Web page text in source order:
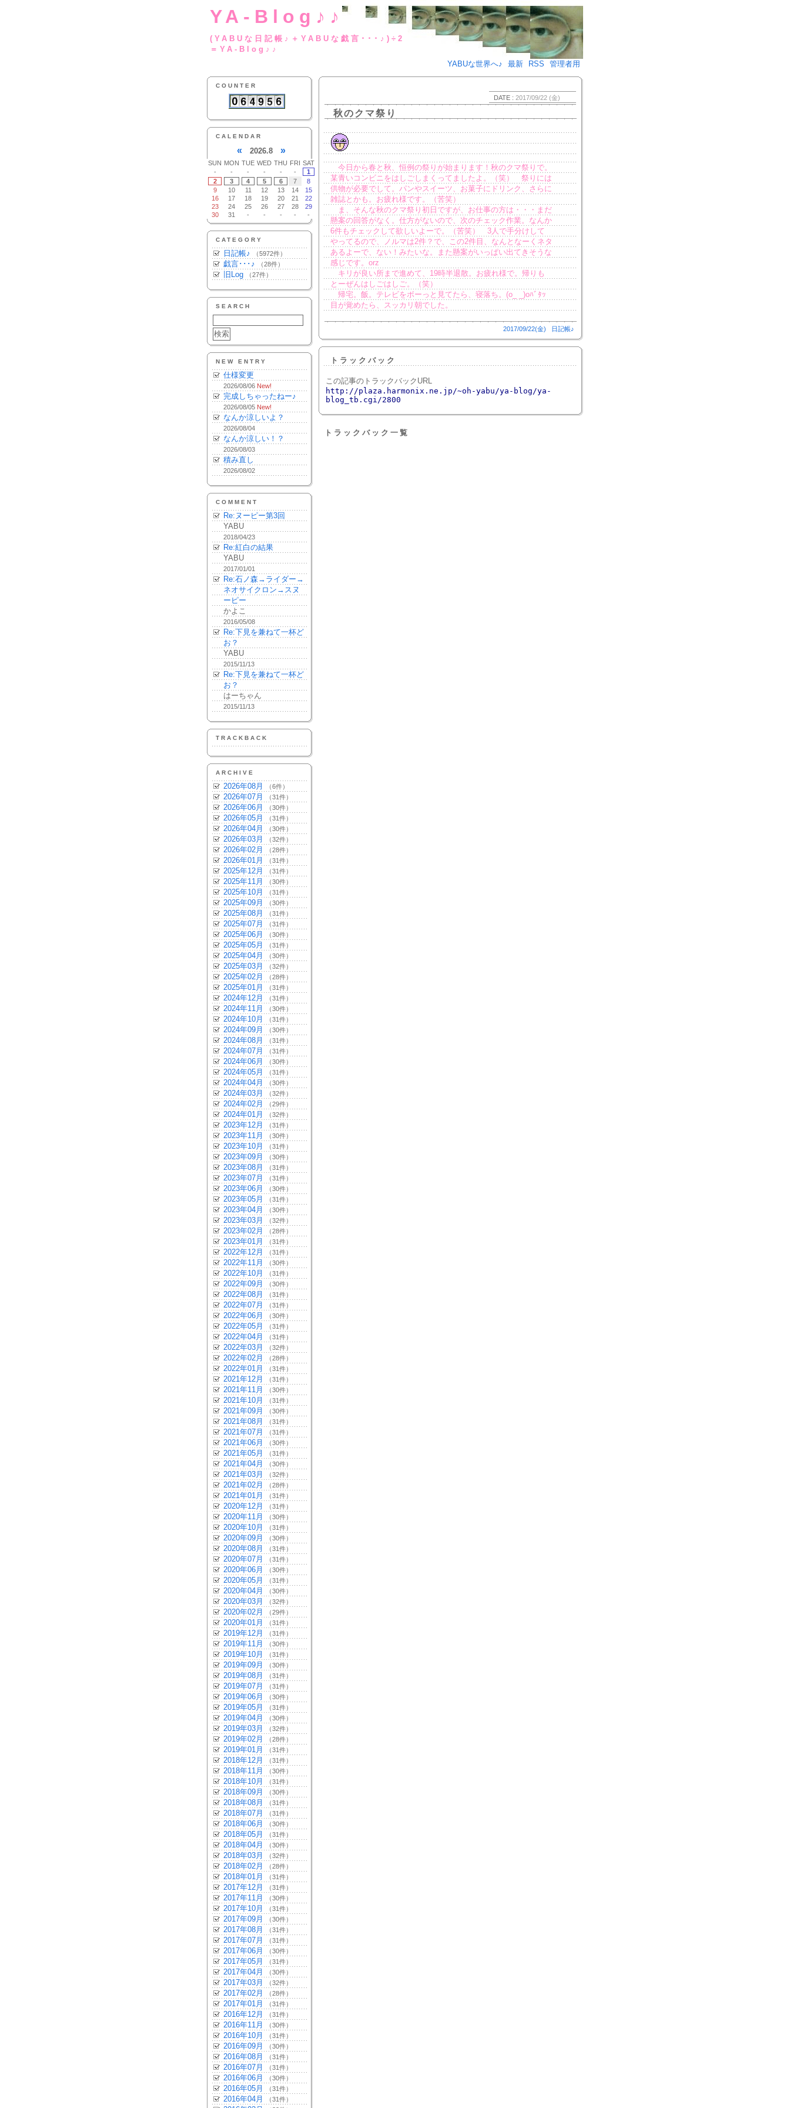
YA-Blog♪♪
(YABUな日記帳♪＋YABUな戯言･･･♪)÷2
＝YA-Blog♪♪
YABUな世界へ♪
最新 RSS 管理者用
COUNTER
CALENDAR
« 2026.8 »
SUN MON TUE WED THU FRI SAT
-
- - - - -
1
2
3 4 5 6 7
8
9
10 11 12 13 14
15
16
17 18 19 20 21
22
23
24 25 26 27 28
29
30
31 - - - - -
CATEGORY
日記帳♪ （5972件）
戯言･･･♪ （28件）
旧Log （27件）
SEARCH
NEW ENTRY
仕様変更
2026/08/06 New!
完成しちゃったねー♪
2026/08/05 New!
なんか涼しいよ？
2026/08/04
なんか涼しい！？
2026/08/03
積み直し
2026/08/02
COMMENT
Re:ヌーピー第3回
YABU
2018/04/23
Re:紅白の結果
YABU
2017/01/01
Re:石ノ森→ライダー→
ネオサイクロン→スヌ
ーピー
かよこ
2016/05/08
Re:下見を兼ねて一杯ど
お？
YABU
2015/11/13
Re:下見を兼ねて一杯ど
お？
はーちゃん
2015/11/13
TRACKBACK
ARCHIVE
2026年08月 （6件）
2026年07月 （31件）
2026年06月 （30件）
2026年05月 （31件）
2026年04月 （30件）
2026年03月 （32件）
2026年02月 （28件）
2026年01月 （31件）
2025年12月 （31件）
2025年11月 （30件）
2025年10月 （31件）
2025年09月 （30件）
2025年08月 （31件）
2025年07月 （31件）
2025年06月 （30件）
2025年05月 （31件）
2025年04月 （30件）
2025年03月 （32件）
2025年02月 （28件）
2025年01月 （31件）
2024年12月 （31件）
2024年11月 （30件）
2024年10月 （31件）
2024年09月 （30件）
2024年08月 （31件）
2024年07月 （31件）
2024年06月 （30件）
2024年05月 （31件）
2024年04月 （30件）
2024年03月 （32件）
2024年02月 （29件）
2024年01月 （32件）
2023年12月 （31件）
2023年11月 （30件）
2023年10月 （31件）
2023年09月 （30件）
2023年08月 （31件）
2023年07月 （31件）
2023年06月 （30件）
2023年05月 （31件）
2023年04月 （30件）
2023年03月 （32件）
2023年02月 （28件）
2023年01月 （31件）
2022年12月 （31件）
2022年11月 （30件）
2022年10月 （31件）
2022年09月 （30件）
2022年08月 （31件）
2022年07月 （31件）
2022年06月 （30件）
2022年05月 （31件）
2022年04月 （31件）
2022年03月 （32件）
2022年02月 （28件）
2022年01月 （31件）
2021年12月 （31件）
2021年11月 （30件）
2021年10月 （31件）
2021年09月 （30件）
2021年08月 （31件）
2021年07月 （31件）
2021年06月 （30件）
2021年05月 （31件）
2021年04月 （30件）
2021年03月 （32件）
2021年02月 （28件）
2021年01月 （31件）
2020年12月 （31件）
2020年11月 （30件）
2020年10月 （31件）
2020年09月 （30件）
2020年08月 （31件）
2020年07月 （31件）
2020年06月 （30件）
2020年05月 （31件）
2020年04月 （30件）
2020年03月 （32件）
2020年02月 （29件）
2020年01月 （31件）
2019年12月 （31件）
2019年11月 （30件）
2019年10月 （31件）
2019年09月 （30件）
2019年08月 （31件）
2019年07月 （31件）
2019年06月 （30件）
2019年05月 （31件）
2019年04月 （30件）
2019年03月 （32件）
2019年02月 （28件）
2019年01月 （31件）
2018年12月 （31件）
2018年11月 （30件）
2018年10月 （31件）
2018年09月 （30件）
2018年08月 （31件）
2018年07月 （31件）
2018年06月 （30件）
2018年05月 （31件）
2018年04月 （30件）
2018年03月 （32件）
2018年02月 （28件）
2018年01月 （31件）
2017年12月 （31件）
2017年11月 （30件）
2017年10月 （31件）
2017年09月 （30件）
2017年08月 （31件）
2017年07月 （31件）
2017年06月 （30件）
2017年05月 （31件）
2017年04月 （30件）
2017年03月 （32件）
2017年02月 （28件）
2017年01月 （31件）
2016年12月 （31件）
2016年11月 （30件）
2016年10月 （31件）
2016年09月 （30件）
2016年08月 （31件）
2016年07月 （31件）
2016年06月 （30件）
2016年05月 （31件）
2016年04月 （31件）
DATE : 2017/09/22 (金)
秋のクマ祭り
今日から春と秋、恒例の祭りが始まります！秋のクマ祭りで。
某青いコンビニをはしごしまくってましたよ。（笑） 祭りには
供物が必要でして。パンやスイーツ、お菓子にドリンク、さらに
雑誌とかも。お疲れ様です。（苦笑）
ま、そんな秋のクマ祭り初日ですが、お仕事の方は・・・まだ
懸案の回答がなく。仕方がないので、次のチェック作業。なんか
6件もチェックして欲しいよーで。（苦笑） 3人で手分けして
やってるので、ノルマは2件？で、この2件目、なんとなーくネタ
あるよーで、ない！みたいな。また懸案がいっぱい出てきそうな
感じです。orz
キリが良い所まで進めて、19時半退散。お疲れ様で。帰りも
とーぜんはしごはしご。（笑）
帰宅。飯。テレビをボーっと見てたら、寝落ち。(o_ _)oﾊﾞﾀｯ
目が覚めたら、スッカリ朝でした。
2017/09/22(金) 日記帳♪
トラックバック
この記事のトラックバックURL
http://plaza.harmonix.ne.jp/~oh-yabu/ya-blog/ya-
blog_tb.cgi/2800
トラックバック一覧